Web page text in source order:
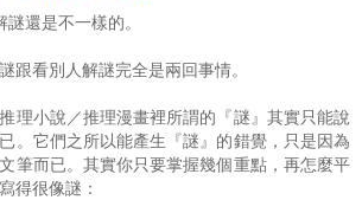
還是不一樣的。
跟看別人解謎完全是兩回事情。
理小說／推理漫畫裡所謂的『謎』其實只能說
。它們之所以能產生『謎』的錯覺，只是因為
筆而已。其實你只要掌握幾個重點，再怎麼平
得很像謎：